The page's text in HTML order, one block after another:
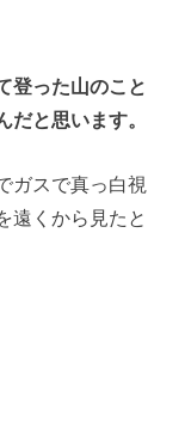
登った山のこと
と思います。
ガスで真っ白視
遠くから見たと